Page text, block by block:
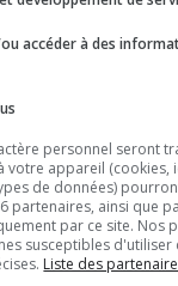
a été arrêté et
exploitation
2025 sur une
qui a été ouverte
qu’il pourrait y
accéder à des
personnel seront
votre appareil (cookies,
de données)
partenaires, ainsi que
par ce site. Nos
susceptibles d'utiliser
Liste des